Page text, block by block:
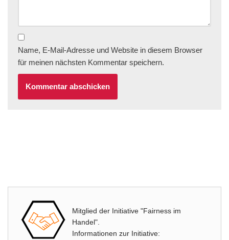
Name, E-Mail-Adresse und Website in diesem Browser
für meinen nächsten Kommentar speichern.
Mitglied der Initiative "Fairness im
Handel".
Informationen zur Initiative: